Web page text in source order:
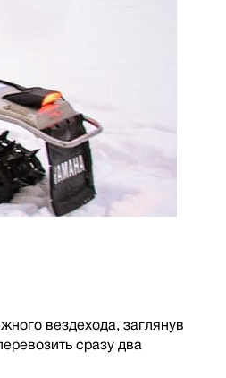
вездехода, заглянув
сразу два